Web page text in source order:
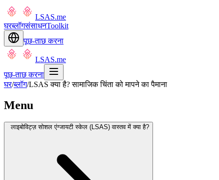
LSAS.me
घरब्लॉगसंसाधनToolkit
पूछ-ताछ करना
LSAS.me
पूछ-ताछ करना
घर/ब्लॉग/LSAS क्या है? सामाजिक चिंता को मापने का पैमाना
Menu
लाइबोविट्ज़ सोशल एंग्जायटी स्केल (LSAS) वास्तव में क्या है?